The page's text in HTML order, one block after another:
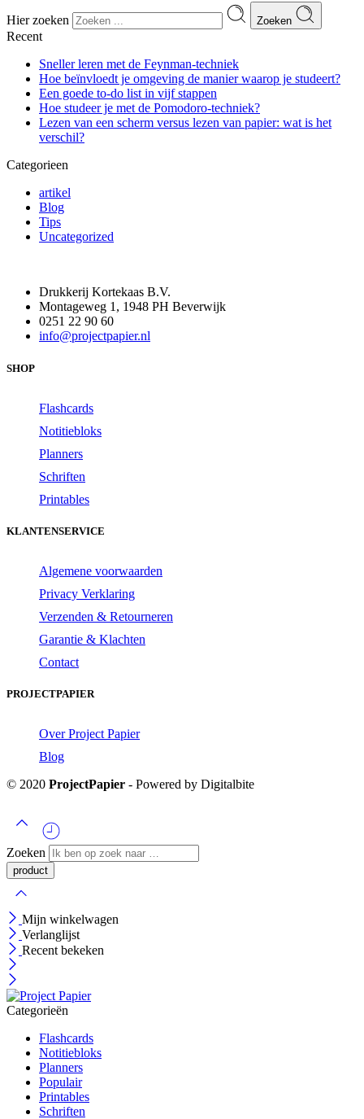
Hier zoeken
Zoeken
Recent
Sneller leren met de Feynman-techniek
Hoe beïnvloedt je omgeving de manier waarop je studeert?
Een goede to-do list in vijf stappen
Hoe studeer je met de Pomodoro-techniek?
Lezen van een scherm versus lezen van papier: wat is het
verschil?
Categorieen
artikel
Blog
Tips
Uncategorized
Drukkerij Kortekaas B.V.
Montageweg 1, 1948 PH Beverwijk
0251 22 90 60
info@projectpapier.nl
SHOP
Flashcards
Notitiebloks
Planners
Schriften
Printables
KLANTENSERVICE
Algemene voorwaarden
Privacy Verklaring
Verzenden & Retourneren
Garantie & Klachten
Contact
PROJECTPAPIER
Over Project Papier
Blog
© 2020 ProjectPapier - Powered by Digitalbite
Zoeken
Mijn winkelwagen
Verlanglijst
Recent bekeken
Categorieën
Flashcards
Notitiebloks
Planners
Populair
Printables
Schriften